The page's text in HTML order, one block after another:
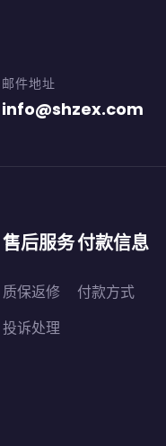
邮件地址
info@shzex.com
售后服务
质保返修
投诉处理
付款信息
付款方式